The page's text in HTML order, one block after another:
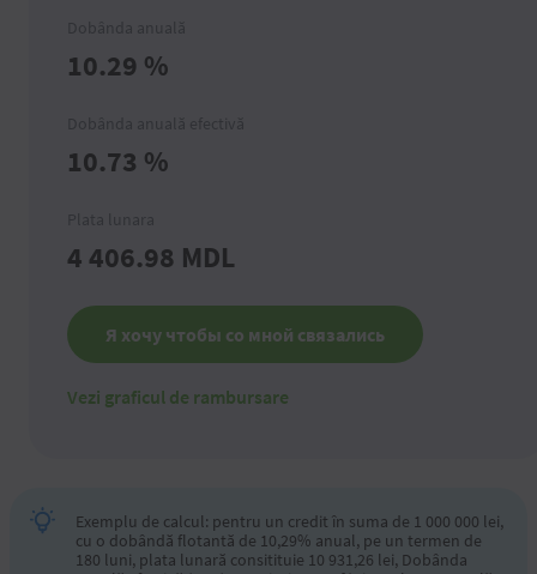
10.29 %
10.73 %
4 406.98 MDL
Я хочу чтобы со мной связались
Vezi graficul de rambursare
Exemplu de calcul: pentru un credit în suma de 1 000 000 lei,
cu o dobândă flotantă de 10,29% anual, pe un termen de
180 luni, plata lunară consitituie 10 931,26 lei, Dobânda